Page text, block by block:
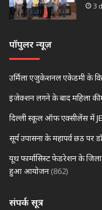
3
पॉपुलर न्यूज़
उर्मिला एजुकेशनल एकेडमी के
इंजेक्शन लगने के बाद महिला की
दिल्ली स्कूल ऑफ एक्सीलेंस में
सूर्य उपासना के महापर्व छठ पर
यूथ फार्मासिस्ट फेडरेशन के
हुआ आयोजन (862)
संपर्क सूत्र